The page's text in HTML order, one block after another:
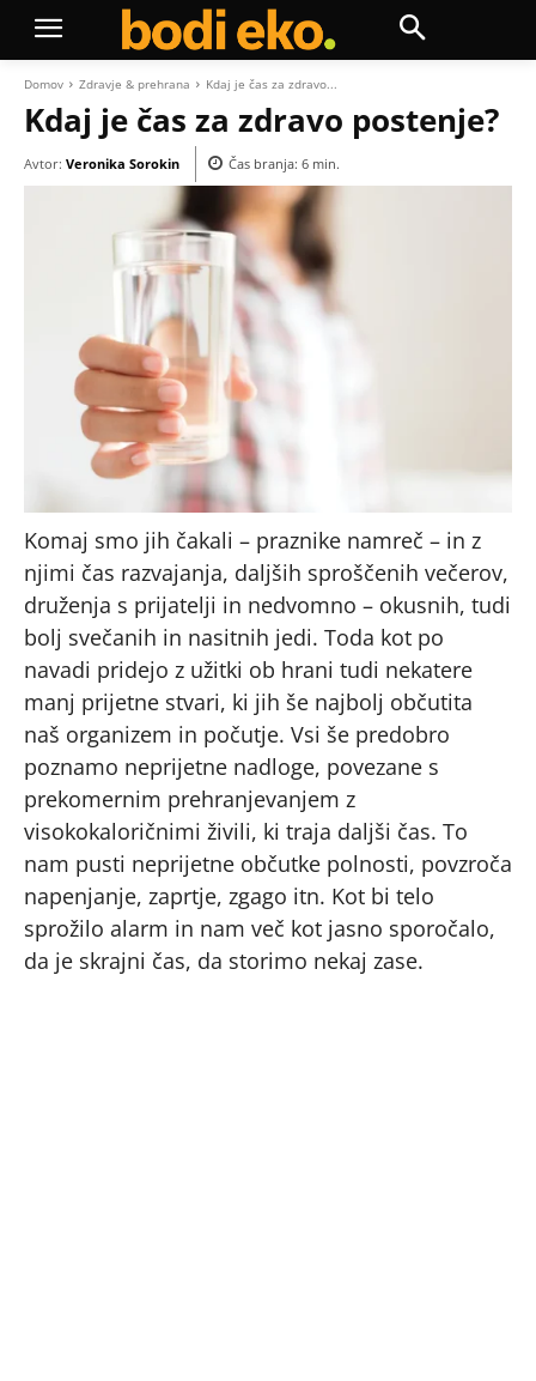
Domov Zdravje & prehrana Kdaj je čas za zdravo...
Kdaj je čas za zdravo postenje?
Avtor: Veronika Sorokin Čas branja: 6 min.
Komaj smo jih čakali – praznike namreč – in z
njimi čas razvajanja, daljših sproščenih večerov,
druženja s prijatelji in nedvomno – okusnih, tudi
bolj svečanih in nasitnih jedi. Toda kot po
navadi pridejo z užitki ob hrani tudi nekatere
manj prijetne stvari, ki jih še najbolj občutita
naš organizem in počutje. Vsi še predobro
poznamo neprijetne nadloge, povezane s
prekomernim prehranjevanjem z
visokokaloričnimi živili, ki traja daljši čas. To
nam pusti neprijetne občutke polnosti, povzroča
napenjanje, zaprtje, zgago itn. Kot bi telo
sprožilo alarm in nam več kot jasno sporočalo,
da je skrajni čas, da storimo nekaj zase.